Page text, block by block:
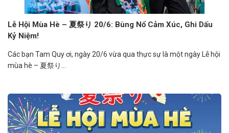
Lễ Hội Mùa Hè – 夏祭り 20/6: Bùng Nổ Cảm Xúc, Ghi Dấu
Kỷ Niệm!
Các bạn Tam Quy ơi, ngày 20/6 vừa qua thực sự là một ngày Lễ hội
mùa hè – 夏祭り...